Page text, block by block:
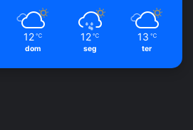
12 ℃
dom
12 ℃
seg
13 ℃
ter